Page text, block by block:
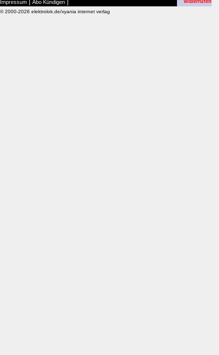
Impressum Abo Kündigen
© 2000-2026 elektrolok.de/xyania internet verlag